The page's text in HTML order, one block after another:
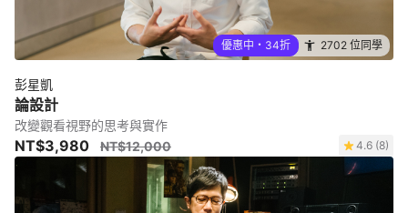
優惠中・34折 2702 位同學
彭星凱
論設計
改變觀看視野的思考與實作
NT$3,980 NT$12,000 4.6 (8)